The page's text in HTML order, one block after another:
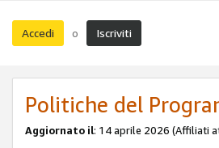
Accedi o Iscriviti
Politiche del
Aggiornato il: 14 aprile 2026 (Affiliati